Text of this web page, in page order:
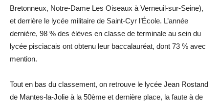
Bretonneux, Notre-Dame Les Oiseaux à Verneuil-sur-Seine),
et derrière le lycée militaire de Saint-Cyr l’École. L’année
dernière, 98 % des élèves en classe de terminale au sein du
lycée pisciacais ont obtenu leur baccalauréat, dont 73 % avec
mention.
Tout en bas du classement, on retrouve le lycée Jean Rostand
de Mantes-la-Jolie à la 50ème et dernière place, la faute à de